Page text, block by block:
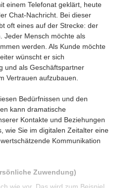
einem Telefonat geklärt, heute
Chat-Nachricht. Bei dieser
oft eines auf der Strecke: der
Jeder Mensch möchte als
werden. Als Kunde möchte
wünscht er sich
und als Geschäftspartner
Vertrauen aufzubauen.
Bedürfnissen und den
kann dramatische
Kontakte und Beziehungen
wie Sie im digitalen Zeitalter eine
Kommunikation
Zuwendung)